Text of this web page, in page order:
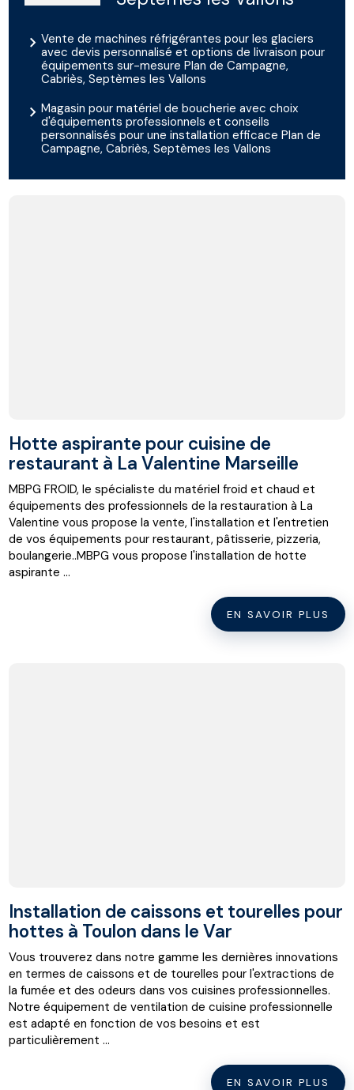
Vente de machines réfrigérantes pour les glaciers
avec devis personnalisé et options de livraison pour
équipements sur-mesure Plan de Campagne,
Cabriès, Septèmes les Vallons
Magasin pour matériel de boucherie avec choix
d'équipements professionnels et conseils
personnalisés pour une installation efficace Plan de
Campagne, Cabriès, Septèmes les Vallons
Hotte aspirante pour cuisine de
restaurant à La Valentine Marseille
MBPG FROID, le spécialiste du matériel froid et chaud et
équipements des professionnels de la restauration à La
Valentine vous propose la vente, l'installation et l'entretien
de vos équipements pour restaurant, pâtisserie, pizzeria,
boulangerie..MBPG vous propose l'installation de hotte
aspirante ...
EN SAVOIR PLUS
Installation de caissons et tourelles pour
hottes à Toulon dans le Var
Vous trouverez dans notre gamme les dernières innovations
en termes de caissons et de tourelles pour l'extractions de
la fumée et des odeurs dans vos cuisines professionnelles.
Notre équipement de ventilation de cuisine professionnelle
est adapté en fonction de vos besoins et est
particulièrement ...
EN SAVOIR PLUS